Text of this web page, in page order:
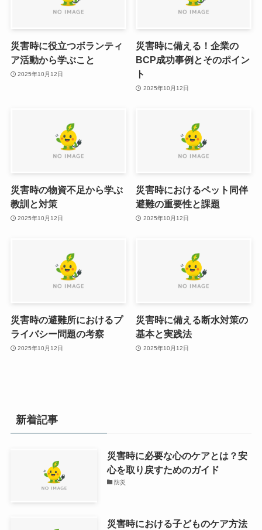
災害時に役立つボランティ
ア活動から学ぶこと
2025年10月12日
災害時に備える！企業の
BCP成功事例とそのポイン
ト
2025年10月12日
災害時の物資不足から学ぶ
教訓と対策
2025年10月12日
災害時におけるペット同伴
避難の重要性と課題
2025年10月12日
災害時の避難所におけるプ
ライバシー問題の考察
2025年10月12日
災害時に備える断水対策の
基本と実践法
2025年10月12日
新着記事
災害時に必要な心のケアとは？安
心を取り戻すためのガイド
防災
災害時における子どものケア方法